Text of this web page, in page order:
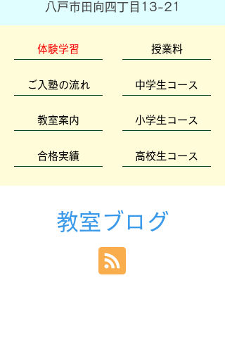
​八戸市田向四丁目13-21
体験学習
ご入塾の流れ
教室案内
合格実績
授業料
中学生コース
小学生コース
高校生コース
教室ブログ